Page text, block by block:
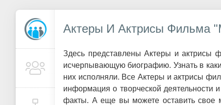
Актеры И Актрисы Фильма
Здесь представлены Актеры и актрисы
исчерпывающую биографию. Узнать в
них исполняли. Все Актеры и актрисы
информация о творческой деятельности
факты. А еще вы можете оставить свое